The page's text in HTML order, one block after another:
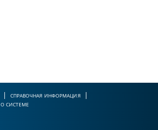
СПРАВОЧНАЯ ИНФОРМАЦИЯ
О СИСТЕМЕ